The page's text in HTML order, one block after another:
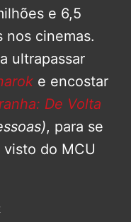
e 6,5
nos cinemas.
ultrapassar
e encostar
De Volta
, para se
do MCU